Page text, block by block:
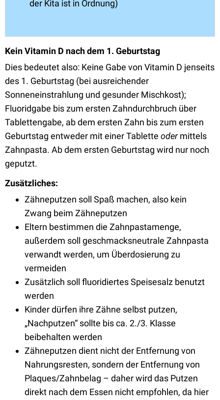
der Kita ist in Ordnung)
Kein Vitamin D nach dem 1. Geburtstag
Dies bedeutet also: Keine Gabe von Vitamin D jenseits
des 1. Geburtstag (bei ausreichender
Sonneneinstrahlung und gesunder Mischkost);
Fluoridgabe bis zum ersten Zahndurchbruch über
Tablettengabe, ab dem ersten Zahn bis zum ersten
Geburtstag entweder mit einer Tablette odermittels
Zahnpasta. Ab dem ersten Geburtstag wird nur noch
geputzt.
Zusätzliches:
Zähneputzen soll Spaß machen, also kein
Zwang beim Zähneputzen
Eltern bestimmen die Zahnpastamenge,
außerdem soll geschmacksneutrale Zahnpasta
verwandt werden, um Überdosierung zu
vermeiden
Zusätzlich soll fluoridiertes Speisesalz benutzt
werden
Kinder dürfen ihre Zähne selbst putzen,
„Nachputzen“ sollte bis ca. 2./3. Klasse
beibehalten werden
Zähneputzen dient nicht der Entfernung von
Nahrungsresten, sondern der Entfernung von
Plaques/Zahnbelag – daher wird das Putzen
direkt nach dem Essen nicht empfohlen, da hier